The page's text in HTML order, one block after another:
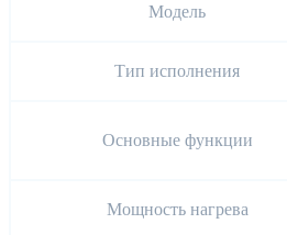
Модель
Тип исполнения
Основные функции
Мощность нагрева